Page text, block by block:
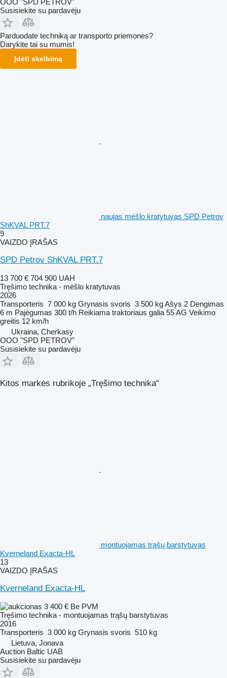
OOO "SPD PETROV"
Susisiekite su pardavėju
Parduodate techniką ar transporto priemones?
Darykite tai su mumis!
Įdėti skelbimą
naujas mėšlo kratytuvas SPD Petrov
ShKVAL PRT.7
9
VAIZDO ĮRAŠAS
SPD Petrov ShKVAL PRT.7
13 700 € 704 900 UAH
Tręšimo technika - mėšlo kratytuvas
2026
Transporteris 7 000 kg Grynasis svoris 3 500 kgAšys 2 Dengimas
6 m Pajėgumas 300 t/h Reikiama traktoriaus galia 55 AG Veikimo
greitis 12 km/h
Ukraina, Cherkasy
OOO "SPD PETROV"
Susisiekite su pardavėju
Kitos markės rubrikoje „Tręšimo technika“
montuojamas trąšų barstytuvas
Kverneland Exacta-HL
13
VAIZDO ĮRAŠAS
Kverneland Exacta-HL
3 400 € Be PVM
Tręšimo technika - montuojamas trąšų barstytuvas
2016
Transporteris 3 000 kg Grynasis svoris 510 kg
Lietuva, Jonava
Auction Baltic UAB
Susisiekite su pardavėju